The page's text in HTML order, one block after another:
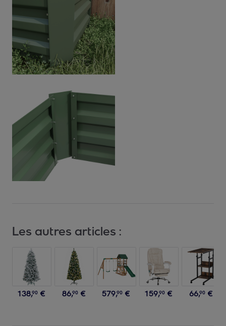
Les autres articles :
138,90 € 86,90 € 579,90 € 159,90 € 66,90 €